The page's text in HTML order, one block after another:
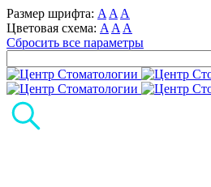
Размер шрифта: A A A
Цветовая схема: A A A
Сбросить все параметры